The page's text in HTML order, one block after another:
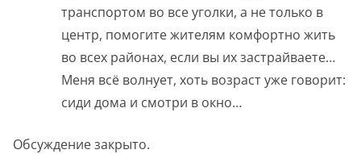
транспортом во все уголки, а не только в
центр, помогите жителям комфортно жить
во всех районах, если вы их застрайваете…
Меня всё волнует, хоть возраст уже говорит:
сиди дома и смотри в окно…
Обсуждение закрыто.